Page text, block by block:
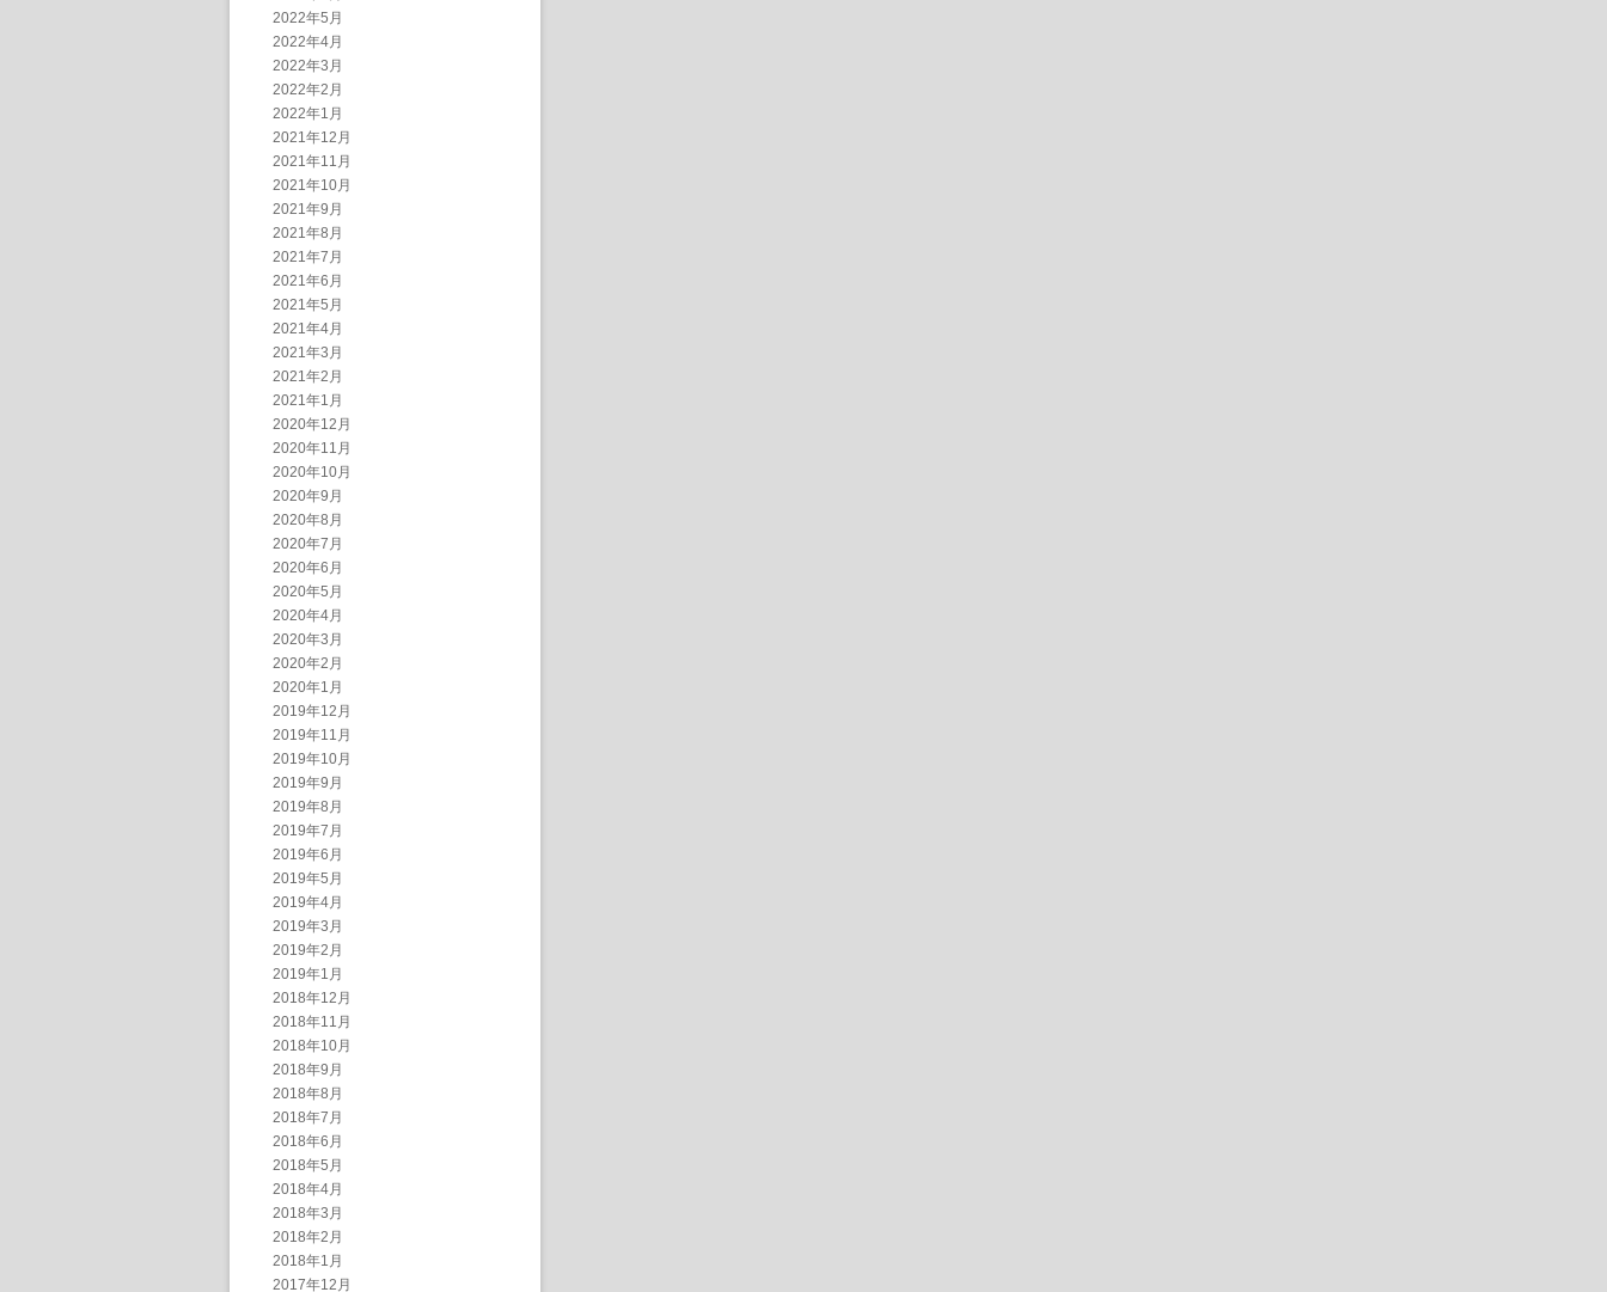
2022年5月
2022年4月
2022年3月
2022年2月
2022年1月
2021年12月
2021年11月
2021年10月
2021年9月
2021年8月
2021年7月
2021年6月
2021年5月
2021年4月
2021年3月
2021年2月
2021年1月
2020年12月
2020年11月
2020年10月
2020年9月
2020年8月
2020年7月
2020年6月
2020年5月
2020年4月
2020年3月
2020年2月
2020年1月
2019年12月
2019年11月
2019年10月
2019年9月
2019年8月
2019年7月
2019年6月
2019年5月
2019年4月
2019年3月
2019年2月
2019年1月
2018年12月
2018年11月
2018年10月
2018年9月
2018年8月
2018年7月
2018年6月
2018年5月
2018年4月
2018年3月
2018年2月
2018年1月
2017年12月